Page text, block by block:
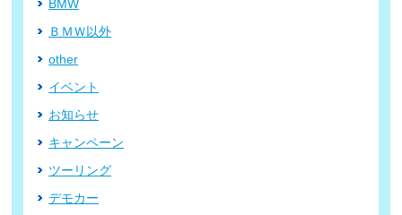
BMW
ＢＭＷ以外
other
イベント
お知らせ
キャンペーン
ツーリング
デモカー